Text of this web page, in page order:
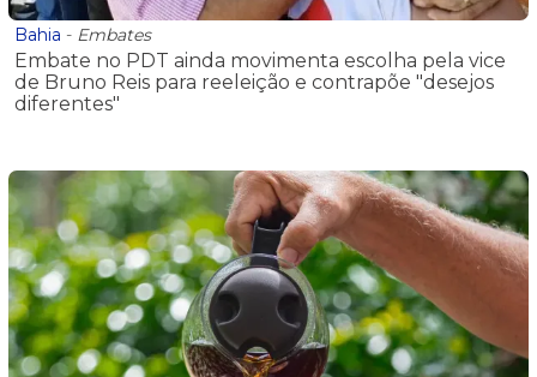
Bahia - Embates
Embate no PDT ainda movimenta escolha pela vice
de Bruno Reis para reeleição e contrapõe "desejos
diferentes"